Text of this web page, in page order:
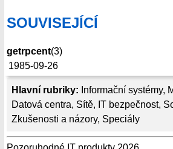
Hlavní rubriky: Informační systémy,
Datová centra, Sítě, IT bezpečnost,
Zkušenosti a názory, Speciály
SOUVISEJÍCÍ
getrpcent(3)
1985-09-26